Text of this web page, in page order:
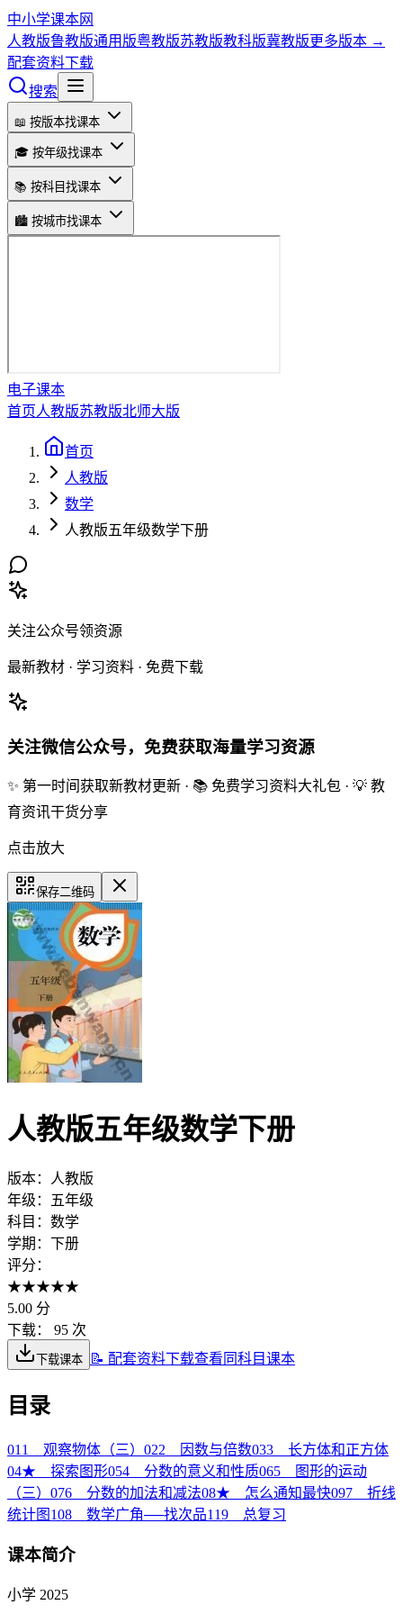
中小学课本网
人教版鲁教版通用版粤教版苏教版教科版冀教版更多版本 →
配套资料下载
搜索
📖 按版本找课本
🎓 按年级找课本
📚 按科目找课本
🏙️ 按城市找课本
电子课本
首页人教版苏教版北师大版
首页
人教版
数学
人教版五年级数学下册
关注公众号领资源
最新教材 · 学习资料 · 免费下载
关注微信公众号，免费获取海量学习资源
✨ 第一时间获取新教材更新 · 📚 免费学习资料大礼包 · 💡 教
育资讯干货分享
点击放大
保存二维码
人教版五年级数学下册
版本：
人教版
年级：
五年级
科目： 数学
学期： 下册
评分：
★★★★★
5.00 分
下载：
95 次
下载课本 📝 配套资料下载查看同科目课本
目录
01 1 观察物体（三） 022 因数与倍数033 长方体和正方体
04★ 探索图形054 分数的意义和性质065 图形的运动
（三） 076 分数的加法和减法08★ 怎么通知最快097 折线
统计图 108 数学广角──找次品119 总复习
课本简介
小学 2025